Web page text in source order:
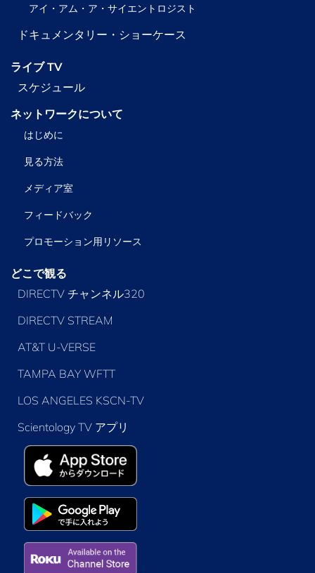
アイ・アム・ア・サイエントロジスト
ドキュメンタリー・ショーケース
ライブ TV
スケジュール
ネットワークについて
はじめに
見る方法
メディア室
フィードバック
プロモーション用リソース
どこで観る
DIRECTV チャンネル320
DIRECTV STREAM
AT&T U-VERSE
TAMPA BAY WFTT
LOS ANGELES KSCN-TV
Scientology TV アプリ